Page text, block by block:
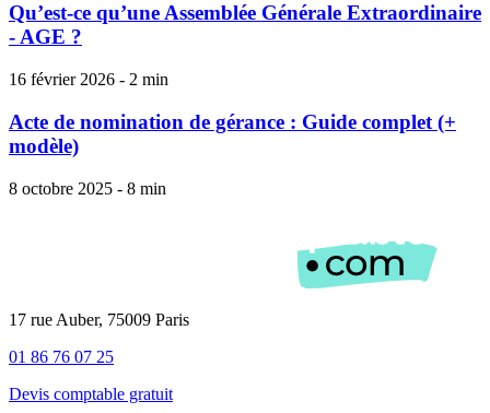
Qu’est-ce qu’une Assemblée Générale Extraordinaire
- AGE ?
16 février 2026 - 2 min
Acte de nomination de gérance : Guide complet (+
modèle)
8 octobre 2025 - 8 min
17 rue Auber, 75009 Paris
01 86 76 07 25
Devis comptable gratuit